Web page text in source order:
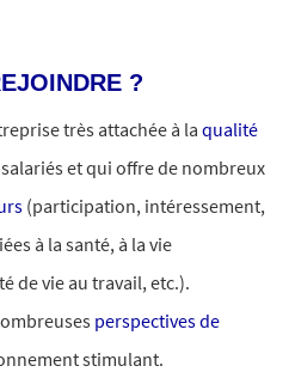
?
très attachée à la qualité
salariés et qui offre de nombreux
(participation, intéressement,
à la santé, à la vie
de vie au travail, etc.).
perspectives de
stimulant.